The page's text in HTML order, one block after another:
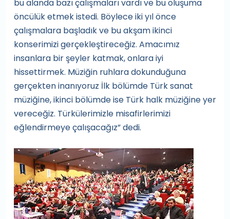
bu alanda bazı çalışmaları vardı ve bu oluşuma
öncülük etmek istedi. Böylece iki yıl önce
çalışmalara başladık ve bu akşam ikinci
konserimizi gerçekleştireceğiz. Amacımız
insanlara bir şeyler katmak, onlara iyi
hissettirmek. Müziğin ruhlara dokunduğuna
gerçekten inanıyoruz İlk bölümde Türk sanat
müziğine, ikinci bölümde ise Türk halk müziğine yer
vereceğiz. Türkülerimizle misafirlerimizi
eğlendirmeye çalışacağız” dedi.